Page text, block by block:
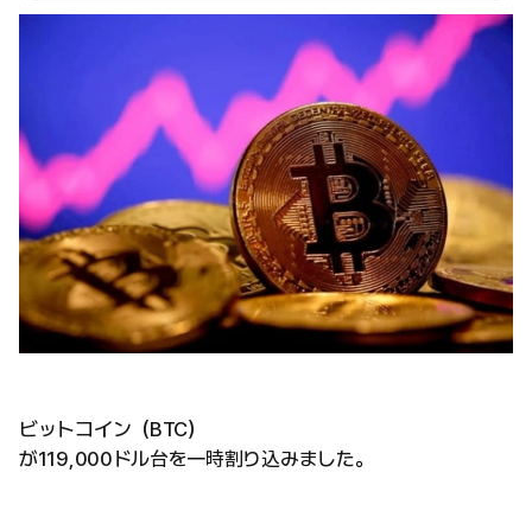
ビットコイン（BTC）
が119,000ドル台を一時割り込みました。